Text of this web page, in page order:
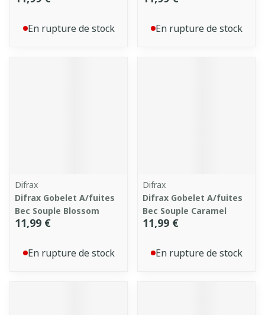
En rupture de stock En rupture de stock
Difrax
Difrax Gobelet A/fuites
Bec Souple Blossom
11,99 €
En rupture de stock
Difrax
Difrax Gobelet A/fuites
Bec Souple Caramel
11,99 €
En rupture de stock